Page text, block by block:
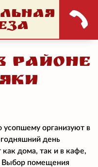
районе
усопшему организуют в
день
дома, так и в кафе,
Выбор помещения